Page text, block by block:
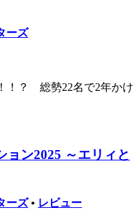
ーズ
！？ 総勢22名で2年かけ
ョン2025 ～エリィと
ーズ • レビュー